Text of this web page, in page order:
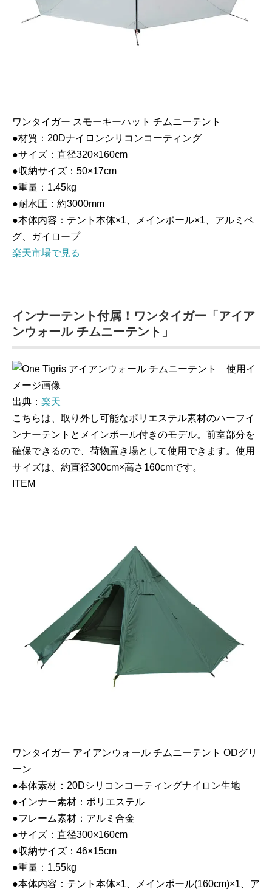
ワンタイガー スモーキーハット チムニーテント
●材質：20Dナイロンシリコンコーティング
●サイズ：直径320×160cm
●収納サイズ：50×17cm
●重量：1.45kg
●耐水圧：約3000mm
●本体内容：テント本体×1、メインポール×1、アルミペ
グ、ガイロープ
楽天市場で見る
インナーテント付属！ワンタイガー「アイア
ンウォール チムニーテント」
出典： 楽天
こちらは、取り外し可能なポリエステル素材のハーフイ
ンナーテントとメインポール付きのモデル。前室部分を
確保できるので、荷物置き場として使用できます。使用
サイズは、約直径300cm×高さ160cmです。
ITEM
ワンタイガー アイアンウォール チムニーテント ODグリ
ーン
●本体素材：20Dシリコンコーティングナイロン生地
●インナー素材：ポリエステル
●フレーム素材：アルミ合金
●サイズ：直径300×160cm
●収納サイズ：46×15cm
●重量：1.55kg
●本体内容：テント本体×1、メインポール(160cm)×1、ア